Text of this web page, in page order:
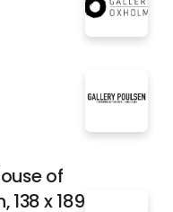
of
x 189 cm